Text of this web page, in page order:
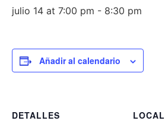
julio 14 at 7:00 pm - 8:30 pm
Añadir al calendario
DETALLES
LOCAL